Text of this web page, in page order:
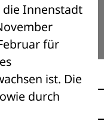
die Innenstadt
für
ist. Die
durch